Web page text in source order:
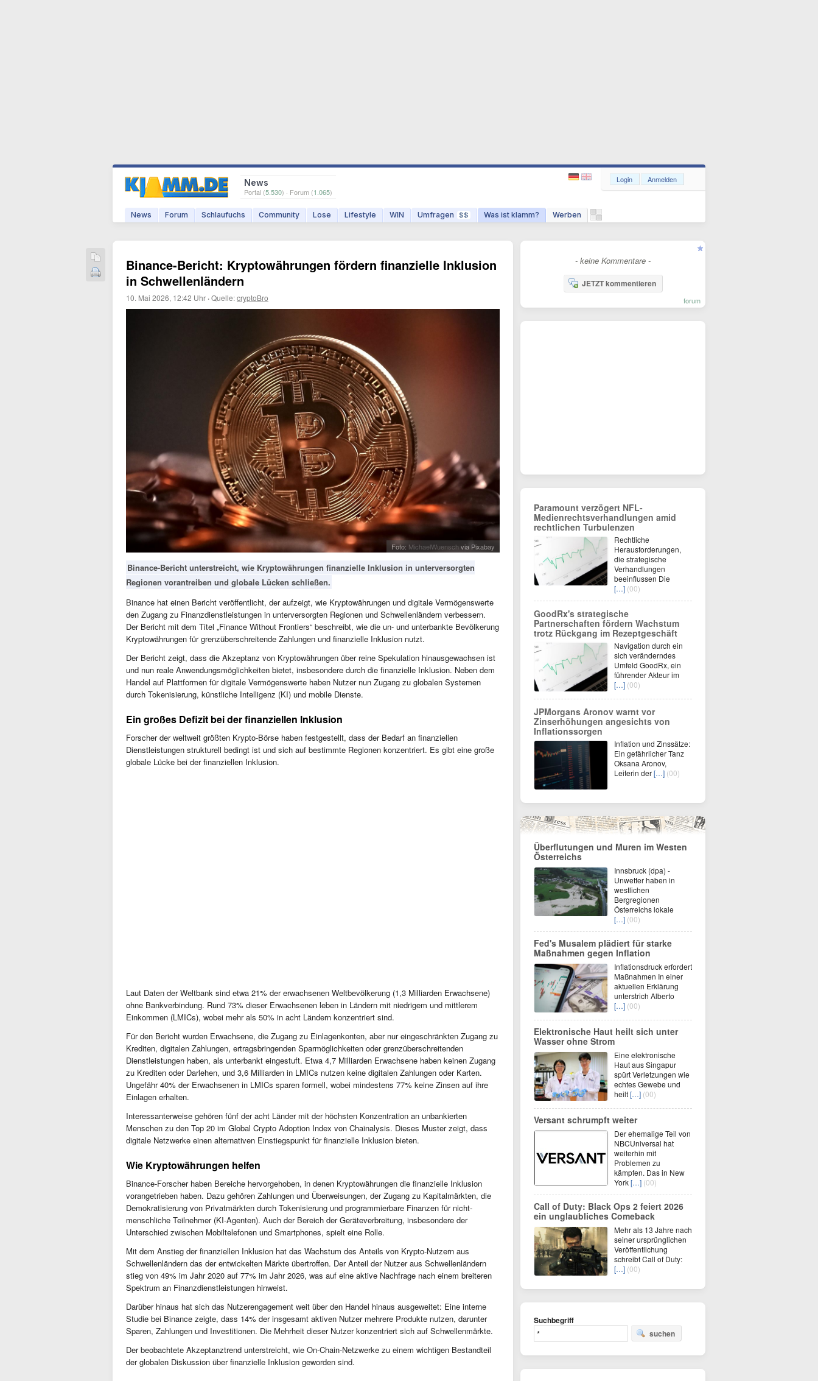
News
Portal (5.530) · Forum (1.065)
News Forum Schlaufuchs Community Lose Lifestyle WIN Umfragen $$ Was ist klamm? Werben
Login Anmelden
Binance-Bericht: Kryptowährungen fördern finanzielle Inklusion
in Schwellenländern
10. Mai 2026, 12:42 Uhr ·Quelle:cryptoBro
Foto: MichaelWuenschvia Pixabay
Binance-Bericht unterstreicht, wie Kryptowährungen finanzielle Inklusion in unterversorgten
Regionen vorantreiben und globale Lücken schließen.
Binance hat einen Bericht veröffentlicht, der aufzeigt, wie Kryptowährungen und digitale Vermögenswerte
den Zugang zu Finanzdienstleistungen in unterversorgten Regionen und Schwellenländern verbessern.
Der Bericht mit dem Titel „Finance Without Frontiers“ beschreibt, wie die un- und unterbankte Bevölkerung
Kryptowährungen für grenzüberschreitende Zahlungen und finanzielle Inklusion nutzt.
Der Bericht zeigt, dass die Akzeptanz von Kryptowährungen über reine Spekulation hinausgewachsen ist
und nun reale Anwendungsmöglichkeiten bietet, insbesondere durch die finanzielle Inklusion. Neben dem
Handel auf Plattformen für digitale Vermögenswerte haben Nutzer nun Zugang zu globalen Systemen
durch Tokenisierung, künstliche Intelligenz (KI) und mobile Dienste.
Ein großes Defizit bei der finanziellen Inklusion
Forscher der weltweit größten Krypto-Börse haben festgestellt, dass der Bedarf an finanziellen
Dienstleistungen strukturell bedingt ist und sich auf bestimmte Regionen konzentriert. Es gibt eine große
globale Lücke bei der finanziellen Inklusion.
Laut Daten der Weltbank sind etwa 21% der erwachsenen Weltbevölkerung (1,3 Milliarden Erwachsene)
ohne Bankverbindung. Rund 73% dieser Erwachsenen leben in Ländern mit niedrigem und mittlerem
Einkommen (LMICs), wobei mehr als 50% in acht Ländern konzentriert sind.
Für den Bericht wurden Erwachsene, die Zugang zu Einlagenkonten, aber nur eingeschränkten Zugang zu
Krediten, digitalen Zahlungen, ertragsbringenden Sparmöglichkeiten oder grenzüberschreitenden
Dienstleistungen haben, als unterbankt eingestuft. Etwa 4,7 Milliarden Erwachsene haben keinen Zugang
zu Krediten oder Darlehen, und 3,6 Milliarden in LMICs nutzen keine digitalen Zahlungen oder Karten.
Ungefähr 40% der Erwachsenen in LMICs sparen formell, wobei mindestens 77% keine Zinsen auf ihre
Einlagen erhalten.
Interessanterweise gehören fünf der acht Länder mit der höchsten Konzentration an unbankierten
Menschen zu den Top 20 im Global Crypto Adoption Index von Chainalysis. Dieses Muster zeigt, dass
digitale Netzwerke einen alternativen Einstiegspunkt für finanzielle Inklusion bieten.
Wie Kryptowährungen helfen
Binance-Forscher haben Bereiche hervorgehoben, in denen Kryptowährungen die finanzielle Inklusion
vorangetrieben haben. Dazu gehören Zahlungen und Überweisungen, der Zugang zu Kapitalmärkten, die
Demokratisierung von Privatmärkten durch Tokenisierung und programmierbare Finanzen für nicht-
menschliche Teilnehmer (KI-Agenten). Auch der Bereich der Geräteverbreitung, insbesondere der
Unterschied zwischen Mobiltelefonen und Smartphones, spielt eine Rolle.
Mit dem Anstieg der finanziellen Inklusion hat das Wachstum des Anteils von Krypto-Nutzern aus
Schwellenländern das der entwickelten Märkte übertroffen. Der Anteil der Nutzer aus Schwellenländern
stieg von 49% im Jahr 2020 auf 77% im Jahr 2026, was auf eine aktive Nachfrage nach einem breiteren
Spektrum an Finanzdienstleistungen hinweist.
Darüber hinaus hat sich das Nutzerengagement weit über den Handel hinaus ausgeweitet: Eine interne
Studie bei Binance zeigte, dass 14% der insgesamt aktiven Nutzer mehrere Produkte nutzen, darunter
Sparen, Zahlungen und Investitionen. Die Mehrheit dieser Nutzer konzentriert sich auf Schwellenmärkte.
Der beobachtete Akzeptanztrend unterstreicht, wie On-Chain-Netzwerke zu einem wichtigen Bestandteil
der globalen Diskussion über finanzielle Inklusion geworden sind.
- keine Kommentare -
JETZT kommentieren
forum
Paramount verzögert NFL-
Medienrechtsverhandlungen amid
rechtlichen Turbulenzen
Rechtliche
Herausforderungen,
die strategische
Verhandlungen
beeinflussen Die
[…] (00)
GoodRx's strategische
Partnerschaften fördern Wachstum
trotz Rückgang im Rezeptgeschäft
Navigation durch ein
sich veränderndes
Umfeld GoodRx, ein
führender Akteur im
[…] (00)
JPMorgans Aronov warnt vor
Zinserhöhungen angesichts von
Inflationssorgen
Inflation und Zinssätze:
Ein gefährlicher Tanz
Oksana Aronov,
Leiterin der[…] (00)
Überflutungen und Muren im Westen
Österreichs
Innsbruck (dpa) -
Unwetter haben in
westlichen
Bergregionen
Österreichs lokale
[…] (00)
Fed's Musalem plädiert für starke
Maßnahmen gegen Inflation
Inflationsdruck erfordert
Maßnahmen In einer
aktuellen Erklärung
unterstrich Alberto
[…] (00)
Elektronische Haut heilt sich unter
Wasser ohne Strom
Eine elektronische
Haut aus Singapur
spürt Verletzungen wie
echtes Gewebe und
heilt[…] (00)
Versant schrumpft weiter
Der ehemalige Teil von
NBCUniversal hat
weiterhin mit
Problemen zu
kämpfen. Das in New
York[…] (00)
Call of Duty: Black Ops 2 feiert 2026
ein unglaubliches Comeback
Mehr als 13 Jahre nach
seiner ursprünglichen
Veröffentlichung
schreibt Call of Duty:
[…] (00)
Suchbegriff
suchen